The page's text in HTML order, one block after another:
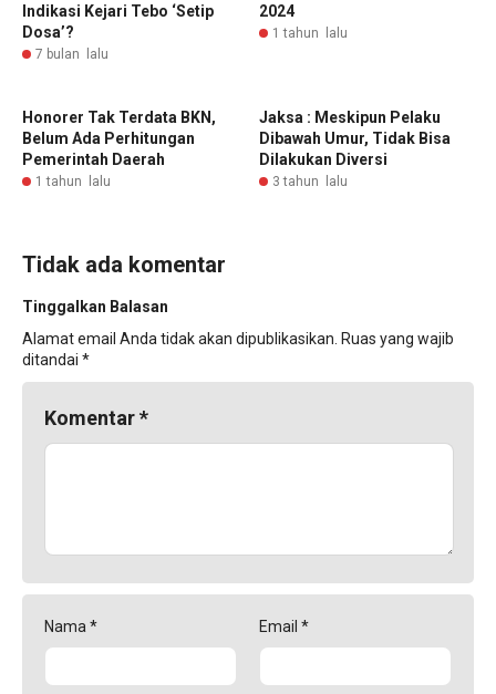
Indikasi Kejari Tebo ‘Setip
Dosa’?
7 bulan lalu
2024
1 tahun lalu
Honorer Tak Terdata BKN,
Belum Ada Perhitungan
Pemerintah Daerah
1 tahun lalu
Jaksa : Meskipun Pelaku
Dibawah Umur, Tidak Bisa
Dilakukan Diversi
3 tahun lalu
Tidak ada komentar
Tinggalkan Balasan
Alamat email Anda tidak akan dipublikasikan. Ruas yang wajib
ditandai *
Komentar*
Nama * Email *